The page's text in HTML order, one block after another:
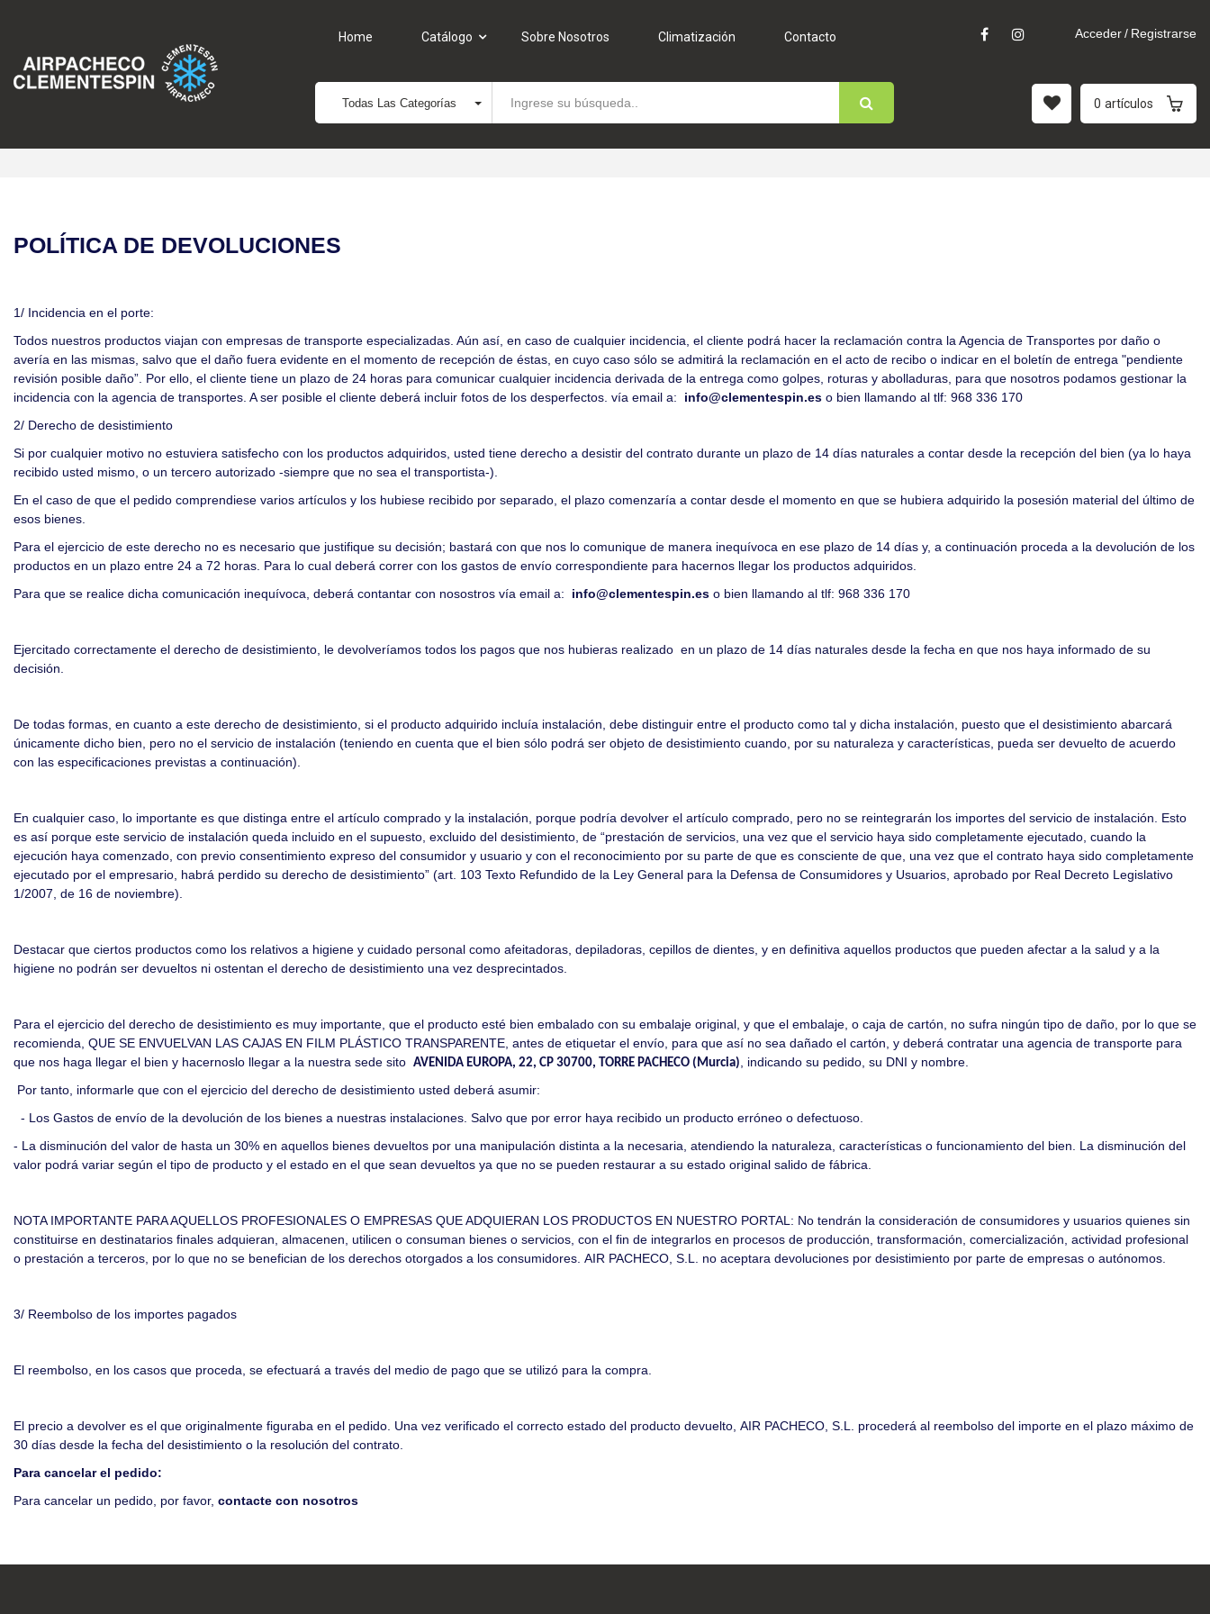
Home Catálogo Sobre Nosotros Climatización Contacto
Todas Las Categorías
Acceder/ Registrarse
0 artículos
POLÍTICA DE DEVOLUCIONES
1/ Incidencia en el porte:
Todos nuestros productos viajan con empresas de transporte especializadas. Aún así, en caso de cualquier incidencia, el cliente podrá hacer la reclamación contra la Agencia de Transportes por daño o
avería en las mismas, salvo que el daño fuera evidente en el momento de recepción de éstas, en cuyo caso sólo se admitirá la reclamación en el acto de recibo o indicar en el boletín de entrega "pendiente
revisión posible daño”. Por ello, el cliente tiene un plazo de 24 horas para comunicar cualquier incidencia derivada de la entrega como golpes, roturas y abolladuras, para que nosotros podamos gestionar la
incidencia con la agencia de transportes. A ser posible el cliente deberá incluir fotos de los desperfectos. vía email a: info@clementespin.es o bien llamando al tlf: 968 336 170
2/ Derecho de desistimiento
Si por cualquier motivo no estuviera satisfecho con los productos adquiridos, usted tiene derecho a desistir del contrato durante un plazo de 14 días naturales a contar desde la recepción del bien (ya lo haya
recibido usted mismo, o un tercero autorizado -siempre que no sea el transportista-).
En el caso de que el pedido comprendiese varios artículos y los hubiese recibido por separado, el plazo comenzaría a contar desde el momento en que se hubiera adquirido la posesión material del último de
esos bienes.
Para el ejercicio de este derecho no es necesario que justifique su decisión; bastará con que nos lo comunique de manera inequívoca en ese plazo de 14 días y, a continuación proceda a la devolución de los
productos en un plazo entre 24 a 72 horas. Para lo cual deberá correr con los gastos de envío correspondiente para hacernos llegar los productos adquiridos.
Para que se realice dicha comunicación inequívoca, deberá contantar con nosostros vía email a: info@clementespin.es o bien llamando al tlf: 968 336 170
Ejercitado correctamente el derecho de desistimiento, le devolveríamos todos los pagos que nos hubieras realizado en un plazo de 14 días naturales desde la fecha en que nos haya informado de su
decisión.
De todas formas, en cuanto a este derecho de desistimiento, si el producto adquirido incluía instalación, debe distinguir entre el producto como tal y dicha instalación, puesto que el desistimiento abarcará
únicamente dicho bien, pero no el servicio de instalación (teniendo en cuenta que el bien sólo podrá ser objeto de desistimiento cuando, por su naturaleza y características, pueda ser devuelto de acuerdo
con las especificaciones previstas a continuación).
En cualquier caso, lo importante es que distinga entre el artículo comprado y la instalación, porque podría devolver el artículo comprado, pero no se reintegrarán los importes del servicio de instalación. Esto
es así porque este servicio de instalación queda incluido en el supuesto, excluido del desistimiento, de “prestación de servicios, una vez que el servicio haya sido completamente ejecutado, cuando la
ejecución haya comenzado, con previo consentimiento expreso del consumidor y usuario y con el reconocimiento por su parte de que es consciente de que, una vez que el contrato haya sido completamente
ejecutado por el empresario, habrá perdido su derecho de desistimiento” (art. 103 Texto Refundido de la Ley General para la Defensa de Consumidores y Usuarios, aprobado por Real Decreto Legislativo
1/2007, de 16 de noviembre).
Destacar que ciertos productos como los relativos a higiene y cuidado personal como afeitadoras, depiladoras, cepillos de dientes, y en definitiva aquellos productos que pueden afectar a la salud y a la
higiene no podrán ser devueltos ni ostentan el derecho de desistimiento una vez desprecintados.
Para el ejercicio del derecho de desistimiento es muy importante, que el producto esté bien embalado con su embalaje original, y que el embalaje, o caja de cartón, no sufra ningún tipo de daño, por lo que se
recomienda, QUE SE ENVUELVAN LAS CAJAS EN FILM PLÁSTICO TRANSPARENTE, antes de etiquetar el envío, para que así no sea dañado el cartón, y deberá contratar una agencia de transporte para
que nos haga llegar el bien y hacernoslo llegar a la nuestra sede sito AVENIDA EUROPA, 22, CP 30700, TORRE PACHECO (Murcia) , indicando su pedido, su DNI y nombre.
Por tanto, informarle que con el ejercicio del derecho de desistimiento usted deberá asumir:
- Los Gastos de envío de la devolución de los bienes a nuestras instalaciones. Salvo que por error haya recibido un producto erróneo o defectuoso.
- La disminución del valor de hasta un 30% en aquellos bienes devueltos por una manipulación distinta a la necesaria, atendiendo la naturaleza, características o funcionamiento del bien. La disminución del
valor podrá variar según el tipo de producto y el estado en el que sean devueltos ya que no se pueden restaurar a su estado original salido de fábrica.
NOTA IMPORTANTE PARA AQUELLOS PROFESIONALES O EMPRESAS QUE ADQUIERAN LOS PRODUCTOS EN NUESTRO PORTAL: No tendrán la consideración de consumidores y usuarios quienes sin
constituirse en destinatarios finales adquieran, almacenen, utilicen o consuman bienes o servicios, con el fin de integrarlos en procesos de producción, transformación, comercialización, actividad profesional
o prestación a terceros, por lo que no se benefician de los derechos otorgados a los consumidores. AIR PACHECO, S.L. no aceptara devoluciones por desistimiento por parte de empresas o autónomos.
3/ Reembolso de los importes pagados
El reembolso, en los casos que proceda, se efectuará a través del medio de pago que se utilizó para la compra.
El precio a devolver es el que originalmente figuraba en el pedido. Una vez verificado el correcto estado del producto devuelto, AIR PACHECO, S.L.
procederá al reembolso del importe en el plazo máximo de
30 días desde la fecha del desistimiento o la resolución del contrato.
Para cancelar el pedido:
Para cancelar un pedido, por favor, contacte con nosotros